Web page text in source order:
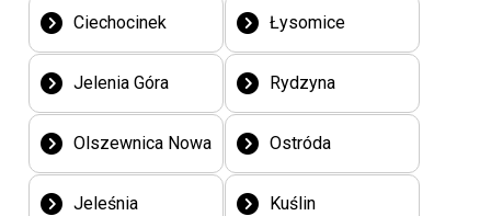
Ciechocinek Łysomice
Jelenia Góra Rydzyna
Olszewnica Nowa Ostróda
Jeleśnia Kuślin